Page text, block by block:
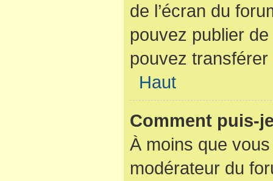
de l’écran du
pouvez publier
pouvez
Haut
Comment puis-
À moins que
modérateur du